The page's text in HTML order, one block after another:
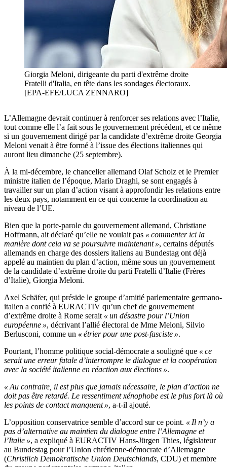
Giorgia Meloni, dirigeante du parti d'extrême droite
Fratelli d'Italia, en tête dans les sondages électoraux.
[EPA-EFE/LUCA ZENNARO]
L’Allemagne devrait continuer à renforcer ses relations avec l’Italie,
tout comme elle l’a fait sous le gouvernement précédent, et ce même
si un gouvernement dirigé par la candidate d’extrême droite Georgia
Meloni venait à être formé à l’issue des élections italiennes qui
auront lieu dimanche (25 septembre).
À la mi-décembre, le chancelier allemand Olaf Scholz et le Premier
ministre italien de l’époque, Mario Draghi, se sont engagés à
travailler sur un plan d’action visant à approfondir les relations entre
les deux pays, notamment en ce qui concerne la coordination au
niveau de l’UE.
Bien que la porte-parole du gouvernement allemand, Christiane
Hoffmann, ait déclaré qu’elle ne voulait pas « commenter ici la
manière dont cela va se poursuivre maintenant », certains députés
allemands en charge des dossiers italiens au Bundestag ont déjà
appelé au maintien du plan d’action, même sous un gouvernement
de la candidate d’extrême droite du parti Fratelli d’Italie (Frères
d’Italie), Giorgia Meloni.
Axel Schäfer, qui préside le groupe d’amitié parlementaire germano-
italien a confié à EURACTIV qu’un chef de gouvernement
d’extrême droite à Rome serait « un désastre pour l’Union
européenne », décrivant l’allié électoral de Mme Meloni, Silvio
Berlusconi, comme un «étrier pour une post-fasciste ».
Pourtant, l’homme politique social-démocrate a souligné que « ce
serait une erreur fatale d’interrompre le dialogue et la coopération
avec la société italienne en réaction aux élections ».
« Au contraire, il est plus que jamais nécessaire, le plan d’action ne
doit pas être retardé. Le ressentiment xénophobe est le plus fort là où
les points de contact manquent », a-t-il ajouté.
L’opposition conservatrice semble d’accord sur ce point. « Il n’y a
pas d’alternative au maintien du dialogue entre l’Allemagne et
l’Italie », a expliqué à EURACTIV Hans-Jürgen Thies, législateur
au Bundestag pour l’Union chrétienne-démocrate d’Allemagne
(Christlich Demokratische Union Deutschlands, CDU) et membre